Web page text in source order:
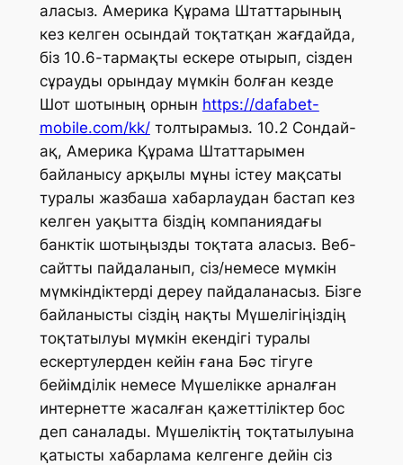
аласыз. Америка Құрама Штаттарының
кез келген осындай тоқтатқан жағдайда,
біз 10.6-тармақты ескере отырып, сізден
сұрауды орындау мүмкін болған кезде
Шот шотының орнын https://dafabet-
mobile.com/kk/толтырамыз. 10.2 Сондай-
ақ, Америка Құрама Штаттарымен
байланысу арқылы мұны істеу мақсаты
туралы жазбаша хабарлаудан бастап кез
келген уақытта біздің компаниядағы
банктік шотыңызды тоқтата аласыз. Веб-
сайтты пайдаланып, сіз/немесе мүмкін
мүмкіндіктерді дереу пайдаланасыз. Бізге
байланысты сіздің нақты Мүшелігіңіздің
тоқтатылуы мүмкін екендігі туралы
ескертулерден кейін ғана Бәс тігуге
бейімділік немесе Мүшелікке арналған
интернетте жасалған қажеттіліктер бос
деп саналады. Мүшеліктің тоқтатылуына
қатысты хабарлама келгенге дейін сіз